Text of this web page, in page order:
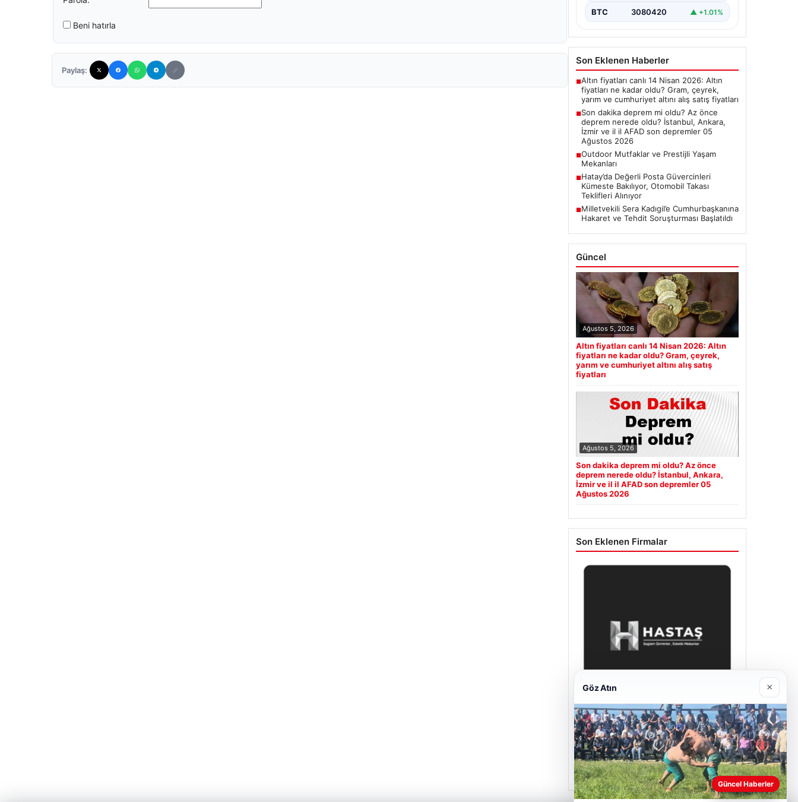
Beni hatırla
Paylaş:
Değerlendirmeler", "content":
BTC 3080420 ▲ +1.01%
Son Eklenen Haberler
■Altın fiyatları canlı 14 Nisan 2026: Altın
fiyatları ne kadar oldu? Gram, çeyrek,
yarım ve cumhuriyet altını alış satış fiyatları
■Son dakika deprem mi oldu? Az önce
deprem nerede oldu? İstanbul, Ankara,
İzmir ve il il AFAD son depremler 05
Ağustos 2026
■Outdoor Mutfaklar ve Prestijli Yaşam
Mekanları
■Hatay’da Değerli Posta Güvercinleri
Kümeste Bakılıyor, Otomobil Takası
Teklifleri Alınıyor
■Milletvekili Sera Kadıgil’e Cumhurbaşkanına
Hakaret ve Tehdit Soruşturması Başlatıldı
Güncel
Ağustos 5, 2026
Altın fiyatları canlı 14 Nisan 2026: Altın
fiyatları ne kadar oldu? Gram, çeyrek,
yarım ve cumhuriyet altını alış satış
fiyatları
Ağustos 5, 2026
Son dakika deprem mi oldu? Az önce
deprem nerede oldu? İstanbul, Ankara,
İzmir ve il il AFAD son depremler 05
Ağustos 2026
Son Eklenen Firmalar
Hastaş Beton
Mayıs 26, 2026
Göz Atın ×
Güncel Haberler